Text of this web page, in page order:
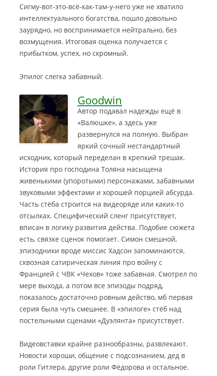
Сигму-вот-это-всё-как-там-у-него уже не хватило
интеллектуального богатства, пошло довольно
заурядно, но воспринимается нейтрально, без
возмущения. Итоговая оценка получается с
прибытком, успех, но скромный.
Эпилог слегка забавный.
Goodwin
Автор подавал надежды ещё в
«Валюшке», а здесь уже
развернулся на полную. Выбран
яркий сочный нестандартный
исходник, который переделан в крепкий трешак.
История про господина Толяна насыщена
живенькими (упоротыми) персонажами, забавными
звуковыми эффектами и хорошей порцией абсурда.
Часть стёба строится на видеоряде или каких-то
отсылках. Специфический сленг присутствует,
вписан в логику развития действа. Подобие сюжета
есть, связке сценок помогает. Симон смешной,
эпизодники вроде миссис Хадсон запоминаются,
сквозная сатирическая линия про войну с
Францией с ЧВК «Чехов» тоже забавная. Смотрел по
мере выхода, а потом все эпизоды подряд,
показалось достаточно ровным действо, мб первая
серия была чуть смешнее. В «эпилоге» стёб над
постельными сценами «Дуэлянта» присутствует.
Видеовставки крайне разнообразны, развлекают.
Новости хороши, общение с подсознанием, дед в
роли Гитлера, другие роли Фёдорова и остальное.